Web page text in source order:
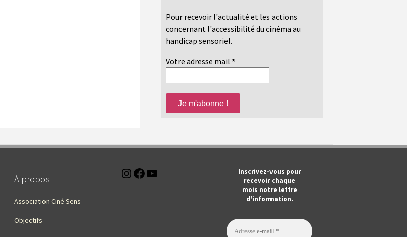
Pour recevoir l'actualité et les actions
concernant l'accessibilité du cinéma au
handicap sensoriel.
Votre adresse mail *
À propos
Association Ciné Sens
Objectifs
Instagram
Facebook
Inscrivez-vous pour
recevoir chaque
mois notre lettre
d'information.